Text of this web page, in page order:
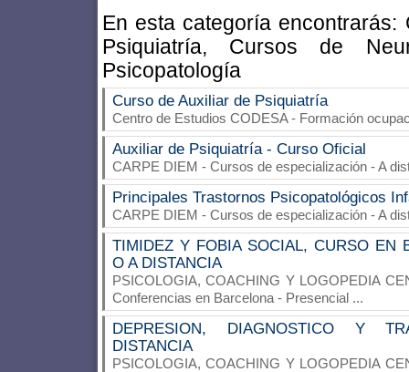
En esta categoría encontrarás:
Psiquiatría, Cursos de
Psicopatología
Curso de Auxiliar de Psiquiatría
Centro de Estudios CODESA- Formación
Auxiliar de Psiquiatría - Curso Oficial
CARPE DIEM - Cursos de especialización - A
Principales Trastornos Psicopatológicos
CARPE DIEM - Cursos de especialización - A
TIMIDEZ Y FOBIA SOCIAL, CURSO EN
O A DISTANCIA
PSICOLOGIA, COACHING Y LOGOPEDIA
Conferencias en Barcelona - Presencial ...
DEPRESION, DIAGNOSTICO Y
DISTANCIA
PSICOLOGIA, COACHING Y LOGOPEDIA